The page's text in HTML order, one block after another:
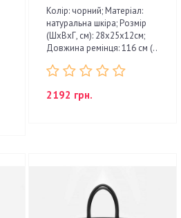
Колір: чорний; Матеріал:
натуральна шкіра; Розмір
(ШхВхГ, см): 28х25х12см;
Довжина ремінця: 116 см (..
2192 грн.